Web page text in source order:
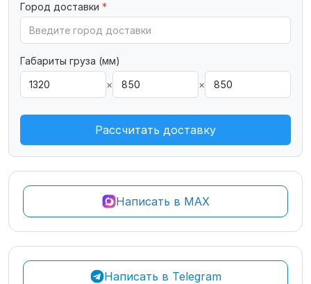
Город доставки *
Габариты груза (мм)
×
×
Рассчитать доставку
Написать в MAX
Написать в Telegram